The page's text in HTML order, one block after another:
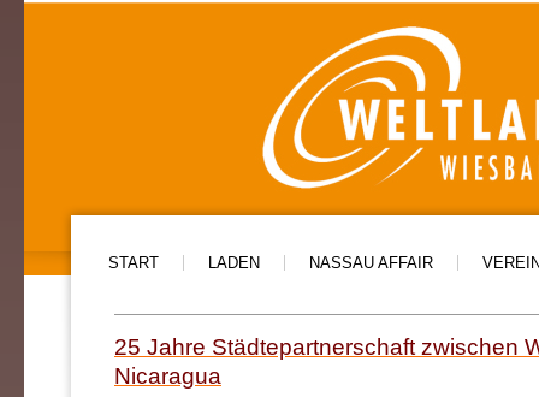
START LADEN NASSAU AFFAIR
25 Jahre Städtepartnerschaft zwischen
Nicaragua